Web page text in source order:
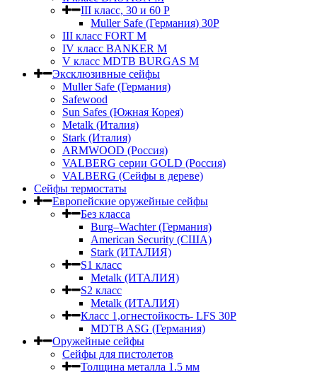
III класс, 30 и 60 P
Muller Safe (Германия) 30Р
III класс FORT M
IV класс BANKER M
V класс МDTB BURGAS M
Эксклюзивные сейфы
Muller Safe (Германия)
Safewood
Sun Safes (Южная Корея)
Metalk (Италия)
Stark (Италия)
ARMWOOD (Россия)
VALBERG серии GOLD (Россия)
VALBERG (Сейфы в дереве)
Сейфы термостаты
Европейские оружейные сейфы
Без класса
Burg–Wachter (Германия)
American Security (США)
Stark (ИТАЛИЯ)
S1 класс
Metalk (ИТАЛИЯ)
S2 класс
Metalk (ИТАЛИЯ)
Класс 1,огнестойкость- LFS 30P
MDTB ASG (Германия)
Оружейные сейфы
Сейфы для пистолетов
Толщина металла 1.5 мм